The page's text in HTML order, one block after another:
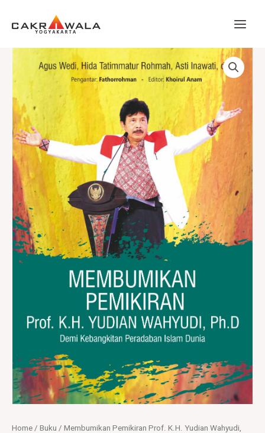
Home / Buku / Membumikan Pemikiran Prof. K.H. Yudian Wahyudi,